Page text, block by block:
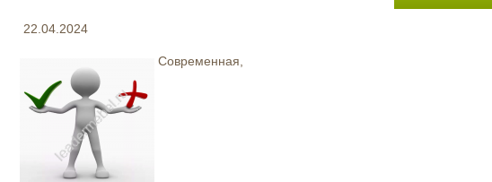
22.04.2024
Современная,